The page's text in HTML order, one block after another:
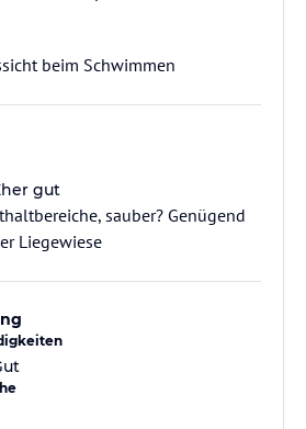
beim Schwimmen
gut
sauber? Genügend
Liegewiese